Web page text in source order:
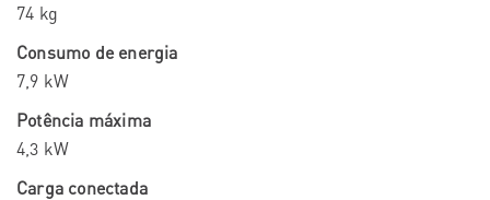
74 kg
Consumo de energia
7,9 kW
Potência máxima
4,3 kW
Carga conectada